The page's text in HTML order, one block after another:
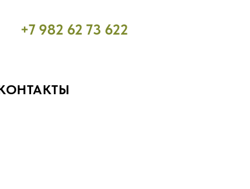
+7 982 62 73 622